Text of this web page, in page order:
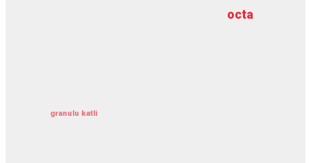
octa
granulu katli
dziļurbums